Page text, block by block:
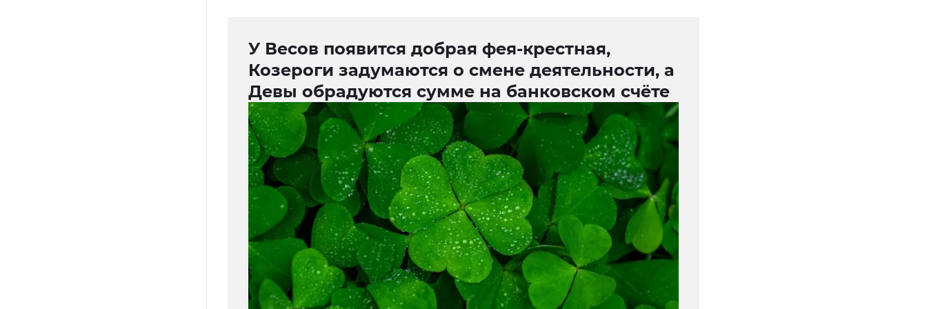
У Весов появится добрая фея-крестная,
Козероги задумаются о смене деятельности, а
Девы обрадуются сумме на банковском счёте